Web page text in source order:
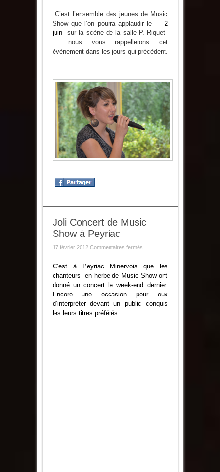
C’est l’ensemble des jeunes de Music
Show que l’on pourra applaudir le
2
juin
sur la scène de la salle P. Riquet
… nous vous rappellerons cet
évènement dans les jours qui précèdent.
Joli Concert de Music
Show à Peyriac
17 février 2012 Commentaires ferméssur
de
Music
Show
à
Peyriac
C’est à Peyriac Minervois que les
chanteurs en herbe de Music Show ont
donné un concert le week-end dernier.
Encore une occasion pour eux
d’interpréter devant un public conquis
les leurs titres préférés.